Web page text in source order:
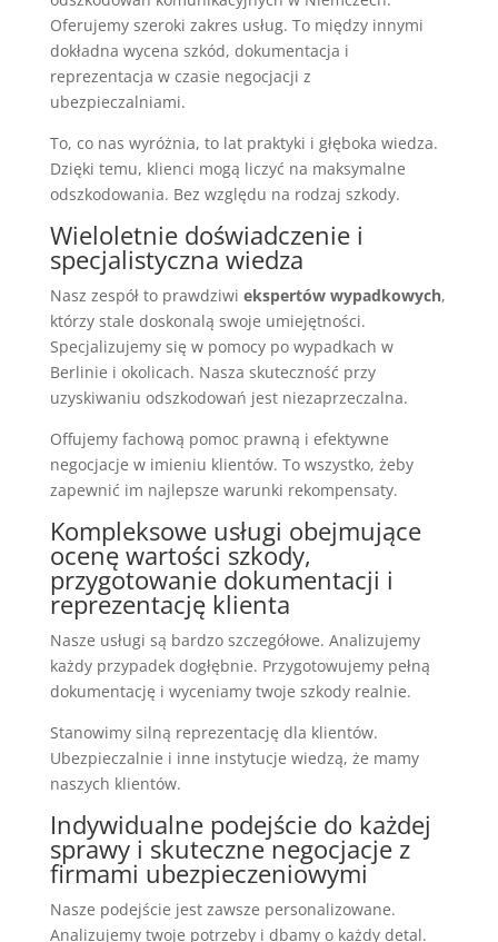
Oferujemy szeroki zakres usług. To między innymi
dokładna wycena szkód, dokumentacja i
reprezentacja w czasie negocjacji z
ubezpieczalniami.
To, co nas wyróżnia, to lat praktyki i głęboka wiedza.
Dzięki temu, klienci mogą liczyć na maksymalne
odszkodowania. Bez względu na rodzaj szkody.
Wieloletnie doświadczenie i
specjalistyczna wiedza
Nasz zespół to prawdziwi ekspertów wypadkowych,
którzy stale doskonalą swoje umiejętności.
Specjalizujemy się w pomocy po wypadkach w
Berlinie i okolicach. Nasza skuteczność przy
uzyskiwaniu odszkodowań jest niezaprzeczalna.
Offujemy fachową pomoc prawną i efektywne
negocjacje w imieniu klientów. To wszystko, żeby
zapewnić im najlepsze warunki rekompensaty.
Kompleksowe usługi obejmujące
ocenę wartości szkody,
przygotowanie dokumentacji i
reprezentację klienta
Nasze usługi są bardzo szczegółowe. Analizujemy
każdy przypadek dogłębnie. Przygotowujemy pełną
dokumentację i wyceniamy twoje szkody realnie.
Stanowimy silną reprezentację dla klientów.
Ubezpieczalnie i inne instytucje wiedzą, że mamy
naszych klientów.
Indywidualne podejście do każdej
sprawy i skuteczne negocjacje z
firmami ubezpieczeniowymi
Nasze podejście jest zawsze personalizowane.
Analizujemy twoje potrzeby i dbamy o każdy detal.